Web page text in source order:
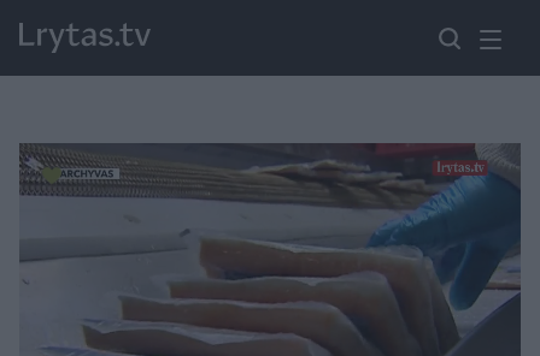
Paremkite Ukrainą